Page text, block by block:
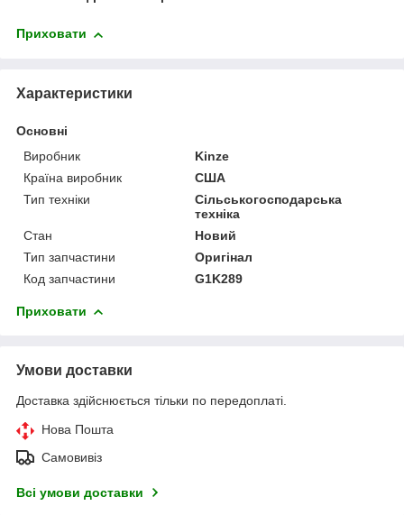
Приховати
Характеристики
Основні
Виробник
Kinze
Країна виробник
США
Тип техніки
Сільськогосподарська
техніка
Стан
Новий
Тип запчастини
Оригінал
Код запчастини
G1K289
Приховати
Умови доставки
Доставка здійснюється тільки по передоплаті.
Нова Пошта
Самовивіз
Всі умови доставки